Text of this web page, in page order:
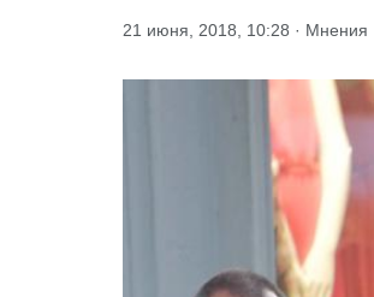
21 июня, 2018, 10:28 · Мнения